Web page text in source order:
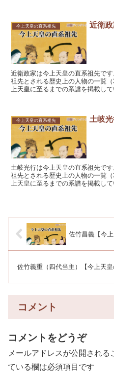
今上天皇の直系祖先 近衛政
近衛政家は今上天皇の直系祖先で
祖先とされる歴史上の人物の一覧
上天皇に至るまでの系譜を掲載して
今上天皇の直系祖先 土岐
土岐光行は今上天皇の直系祖先で
祖先とされる歴史上の人物の一覧
上天皇に至るまでの系譜を掲載して
佐竹昌義【今上
佐竹義重（四代当主）【今上天皇
コメント
コメントをどうぞ
メールアドレスが公開される
ている欄は必須項目です